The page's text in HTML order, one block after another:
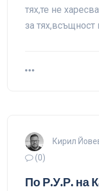
тях,те не
за тях,всъщност
Кирил
(0)
По Р.У.Р. на